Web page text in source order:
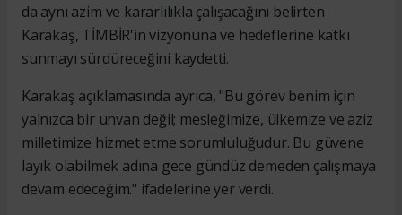
da aynı azim ve kararlılıkla çalışacağını belirten
Karakaş, TİMBİR'in vizyonuna ve hedeflerine katkı
sunmayı sürdüreceğini kaydetti.
Karakaş açıklamasında ayrıca, "Bu görev benim için
yalnızca bir unvan değil; mesleğimize, ülkemize ve aziz
milletimize hizmet etme sorumluluğudur. Bu güvene
layık olabilmek adına gece gündüz demeden çalışmaya
devam edeceğim." ifadelerine yer verdi.